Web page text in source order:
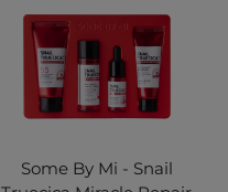
Some By Mi - Snail